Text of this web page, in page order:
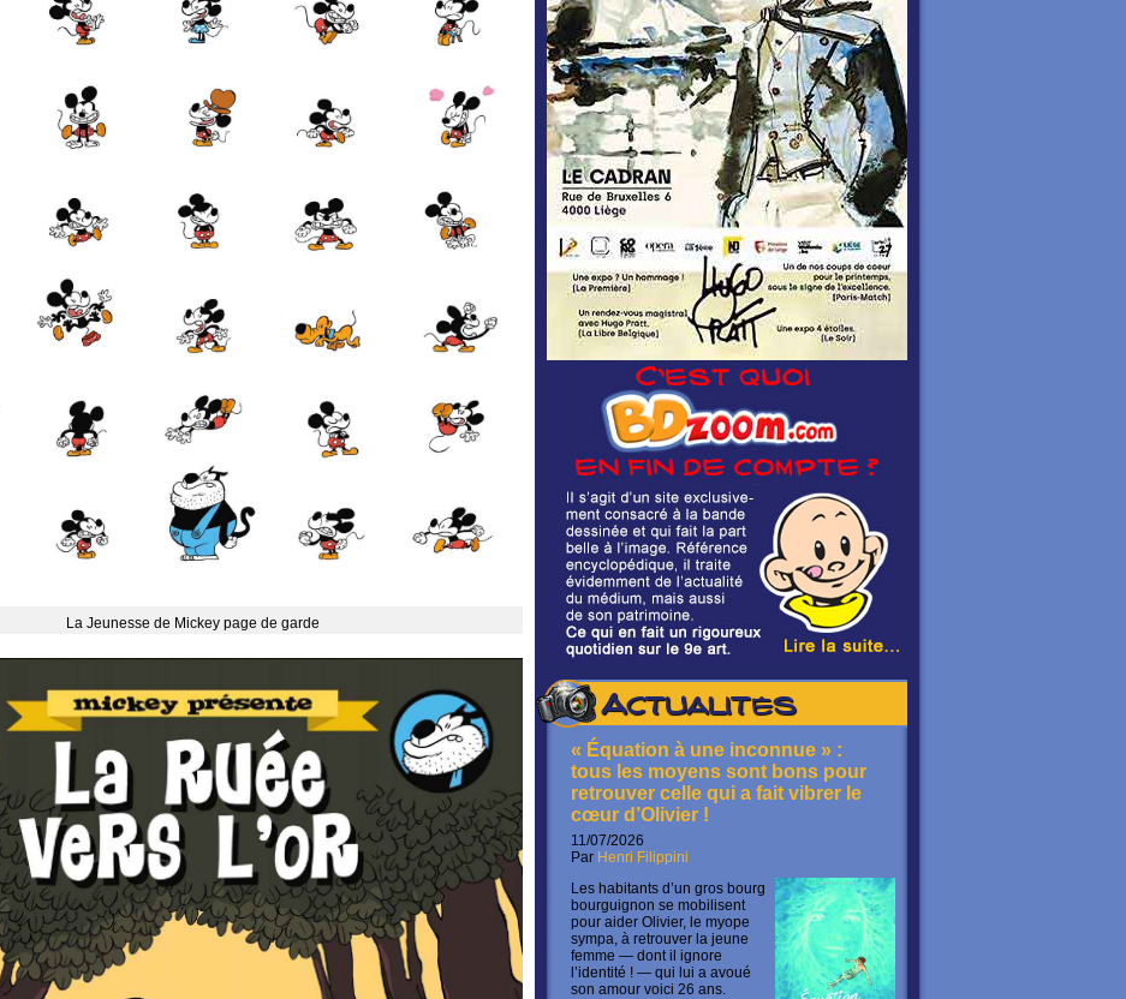
Actualités
« Équation à une inconnue » :
tous les moyens sont bons pour
retrouver celle qui a fait vibrer le
cœur d’Olivier !
11/07/2026
Par Henri Filippini
Les habitants d’un gros bourg
bourguignon se mobilisent
pour aider Olivier, le myope
sympa, à retrouver la jeune
femme — dont il ignore
l’identité ! — qui lui a avoué
son amour voici 26 ans.
La Jeunesse de Mickey page de garde